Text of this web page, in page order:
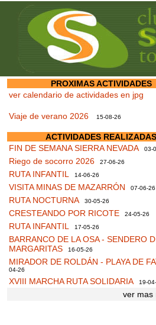
PROXIMAS ACTIVIDADES
ver calendario de actividades en jpg
Viaje de verano 2026 15-08-26
ACTIVIDADES REALIZADAS
FIN DE SEMANA SIERRA NEVADA 03-
Riego de socorro 2026 27-06-26
RUTA INFANTIL 14-06-26
VISITA MINAS DE MAZARRÓN 07-06-26
RUTA NOCTURNA 30-05-26
CRESTEANDO POR RICOTE 24-05-26
RUTA INFANTIL 17-05-26
BARRANCO DE LA OSA - SENDERO
MARGARITAS 16-05-26
MIRADOR DE ROLDÁN - PLAYA DE
04-26
XVIII MARCHA RUTA SOLIDARIA 19-
ver mas